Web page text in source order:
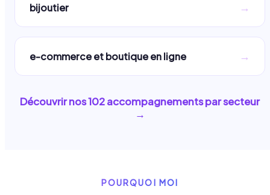
bijoutier →
e-commerce et boutique en ligne →
Découvrir nos102accompagnements par secteur
→
POURQUOI MOI